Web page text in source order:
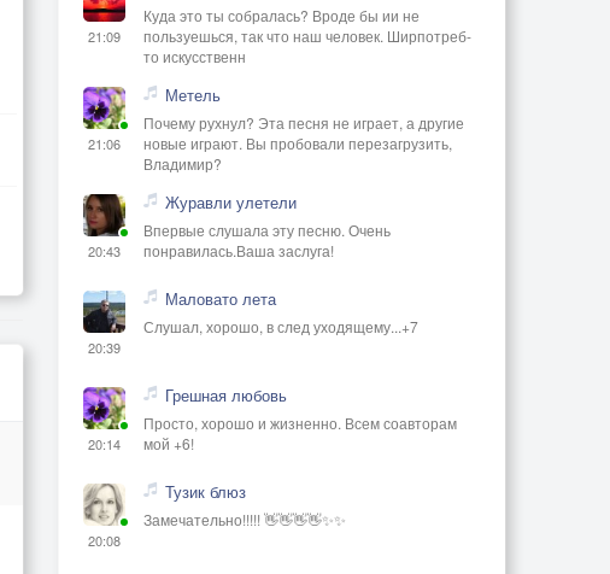
21:09
Куда это ты собралась? Вроде бы ии не
пользуешься, так что наш человек. Ширпотреб-
то искусственн
21:06
Метель
Почему рухнул? Эта песня не играет, а другие
новые играют. Вы пробовали перезагрузить,
Владимир?
20:43
Журавли улетели
Впервые слушала эту песню. Очень
понравилась.Ваша заслуга!
20:39
Маловато лета
Слушал, хорошо, в след уходящему...+7
20:14
Грешная любовь
Просто, хорошо и жизненно. Всем соавторам
мой +6!
20:08
Тузик блюз
Замечательно!!!!! 👋👋👋👋✨✨